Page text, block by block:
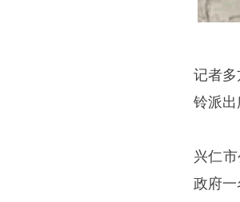
记者
铃派出
兴仁
政府